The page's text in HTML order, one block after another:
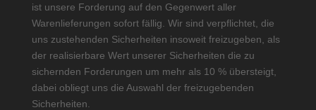
ist unsere Forderung auf den Gegenwert aller
Warenlieferungen sofort fällig. Wir sind verpflichtet, die
uns zustehenden Sicherheiten insoweit freizugeben, als
der realisierbare Wert unserer Sicherheiten die zu
sichernden Forderungen um mehr als 10 % übersteigt,
dabei obliegt uns die Auswahl der freizugebenden
Sicherheiten.